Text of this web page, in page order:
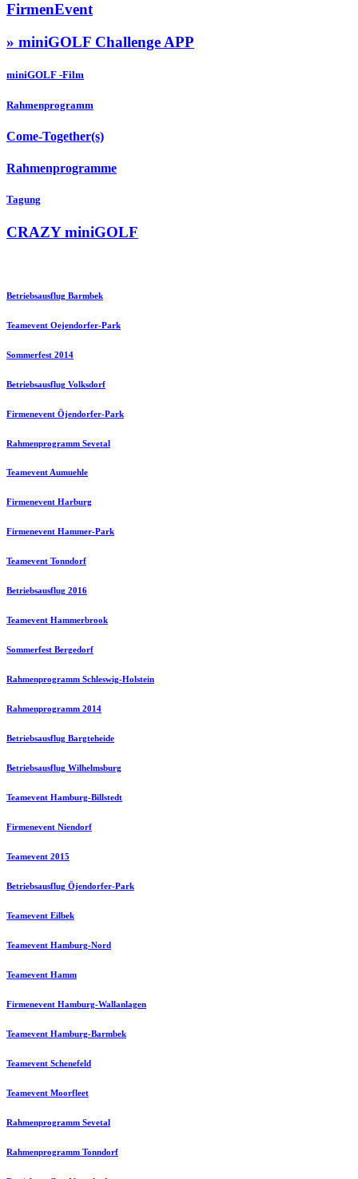
FirmenEvent
» miniGOLF Challenge APP
miniGOLF -Film
Rahmenprogramm
Come-Together(s)
Rahmenprogramme
Tagung
CRAZY miniGOLF
Betriebsausflug Barmbek
Teamevent Oejendorfer-Park
Sommerfest 2014
Betriebsausflug Volksdorf
Firmenevent Öjendorfer-Park
Rahmenprogramm Sevetal
Teamevent Aumuehle
Firmenevent Harburg
Firmenevent Hammer-Park
Teamevent Tonndorf
Betriebsausflug 2016
Teamevent Hammerbrook
Sommerfest Bergedorf
Rahmenprogramm Schleswig-Holstein
Rahmenprogramm 2014
Betriebsausflug Bargteheide
Betriebsausflug Wilhelmsburg
Teamevent Hamburg-Billstedt
Firmenevent Niendorf
Teamevent 2015
Betriebsausflug Öjendorfer-Park
Teamevent Eilbek
Teamevent Hamburg-Nord
Teamevent Hamm
Firmenevent Hamburg-Wallanlagen
Teamevent Hamburg-Barmbek
Teamevent Schenefeld
Teamevent Moorfleet
Rahmenprogramm Sevetal
Rahmenprogramm Tonndorf